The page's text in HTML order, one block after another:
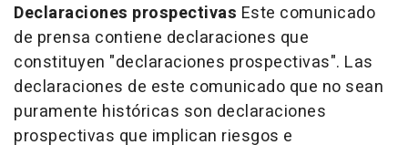
Declaraciones prospectivas Este comunicado
de prensa contiene declaraciones que
constituyen "declaraciones prospectivas". Las
declaraciones de este comunicado que no sean
puramente históricas son declaraciones
prospectivas que implican riesgos e